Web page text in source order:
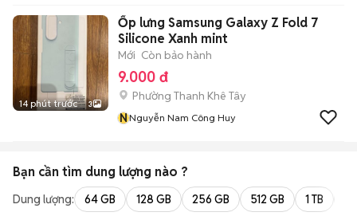
14 phút trước 3
Ốp lưng Samsung Galaxy Z Fold 7
Silicone Xanh mint
Mới Còn bảo hành
9.000 đ
Phường Thanh Khê Tây
NNguyễn Nam Công Huy
Bạn cần tìm dung lượng nào ?
Dung lượng: 64 GB 128 GB 256 GB 512 GB 1 TB